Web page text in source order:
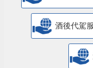
酒後代駕